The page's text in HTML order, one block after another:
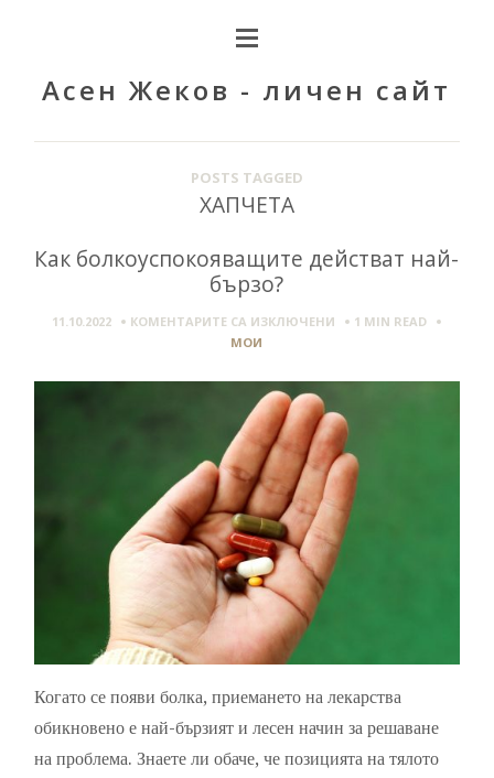
Асен Жеков - личен сайт
POSTS TAGGED
ХАПЧЕТА
Как болкоуспокояващите действат най-
бързо?
11.10.2022 КОМЕНТАРИТЕ СА ИЗКЛЮЧЕНИЗА
ДЕЙСТВАТ
БЪРЗО?
1 MIN READ
МОИ
Когато се появи болка, приемането на лекарства
обикновено е най-бързият и лесен начин за решаване
на проблема. Знаете ли обаче, че позицията на тялото